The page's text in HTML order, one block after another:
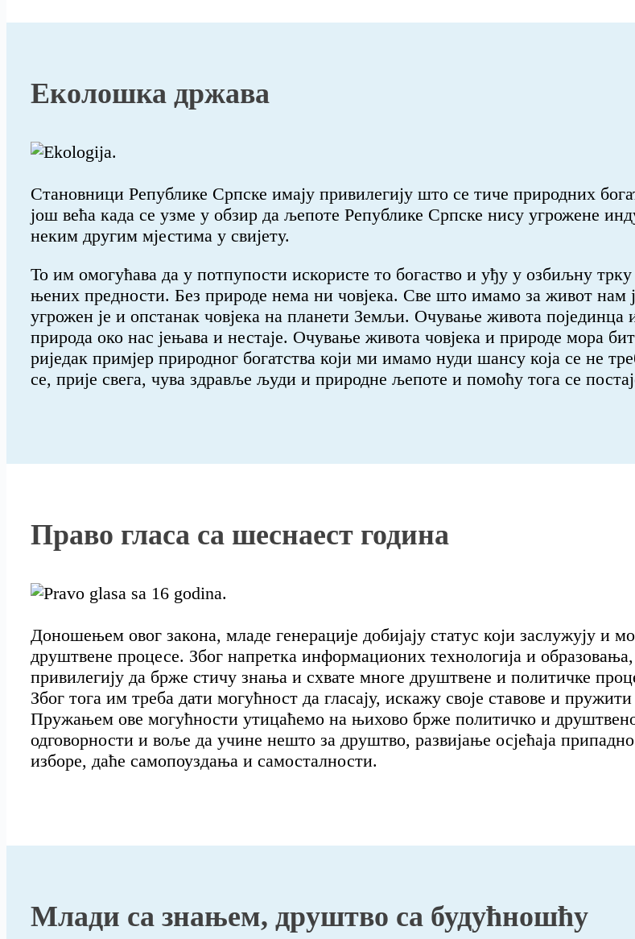
Еколошка држава
Становници Републике Српске имају привилегију што се тиче природних
још већа када се узме у обзир да љепоте Републике Српске нису угрожене
неким другим мјестима у свијету.
То им омогућава да у потпупости искористе то богаство и уђу у озбиљну
њених предности. Без природе нeма ни човјека. Све што имамо за живот нам
угрожен је и опстанак човјека на планети Земљи. Очување живота појединца
природа око нас јењава и нестаје. Очување живота човјека и природе мора
риједак примјер природног богатства који ми имамо нуди шансу која се не
се, прије свега, чува здравље људи и природне љепоте и помоћу тога се
Право гласа са шеснаест година
Доношењем овог закона, младе генерације добијају статус који заслужују и
друштвене процесе. Због напретка информационих технологија и
привилегију да брже стичу знања и схвате многе друштвене и политичке
Због тога им треба дати могућност да гласају, искажу своје ставове и
Пружањем ове могућности утицаћемо на њихово брже политичко и
одговорности и воље да учине нешто за друштво, развијање осјећаја
изборе, даће самопоуздања и самосталности.
Млади са знањем, друштво са будућношћу